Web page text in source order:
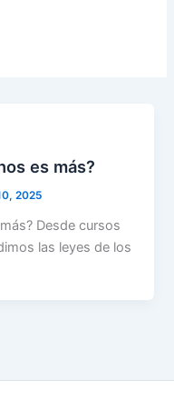
es más?
2025
Desde cursos
las leyes de los